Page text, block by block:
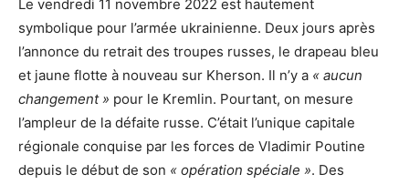
Le vendredi 11 novembre 2022 est hautement
symbolique pour l’armée ukrainienne. Deux jours après
l’annonce du retrait des troupes russes, le drapeau bleu
et jaune flotte à nouveau sur Kherson. Il n’y a « aucun
changement » pour le Kremlin. Pourtant, on mesure
l’ampleur de la défaite russe. C’était l’unique capitale
régionale conquise par les forces de Vladimir Poutine
depuis le début de son « opération spéciale ». Des